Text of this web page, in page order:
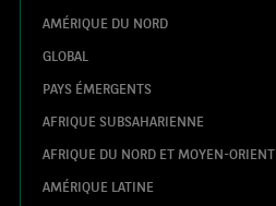
AMÉRIQUE DU NORD
GLOBAL
PAYS ÉMERGENTS
AFRIQUE SUBSAHARIENNE
AFRIQUE DU NORD ET MOYEN-ORIENT
AMÉRIQUE LATINE